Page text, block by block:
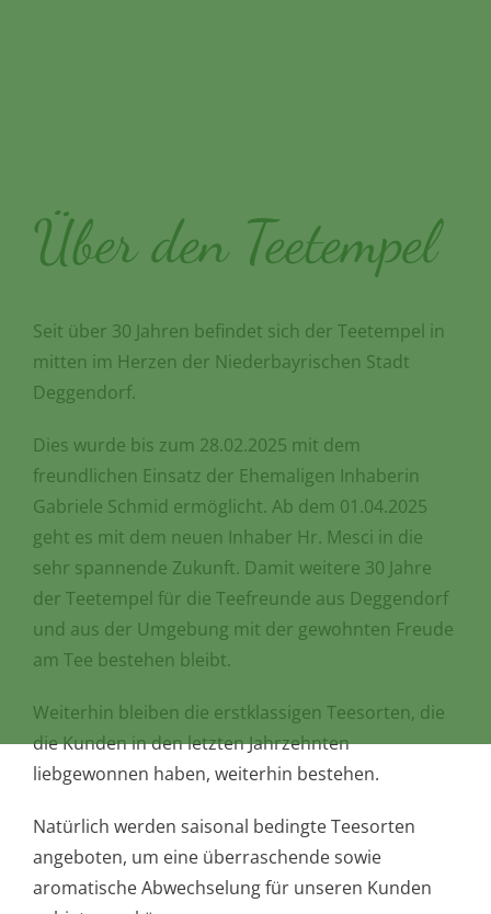
Über den Teetempel
Seit über 30 Jahren befindet sich der Teetempel in
mitten im Herzen der Niederbayrischen Stadt
Deggendorf.
Dies wurde bis zum 28.02.2025 mit dem
freundlichen Einsatz der Ehemaligen Inhaberin
Gabriele Schmid ermöglicht. Ab dem 01.04.2025
geht es mit dem neuen Inhaber Hr. Mesci in die
sehr spannende Zukunft. Damit weitere 30 Jahre
der Teetempel für die Teefreunde aus Deggendorf
und aus der Umgebung mit der gewohnten Freude
am Tee bestehen bleibt.
Weiterhin bleiben die erstklassigen Teesorten, die
die Kunden in den letzten Jahrzehnten
liebgewonnen haben, weiterhin bestehen.
Natürlich werden saisonal bedingte Teesorten
angeboten, um eine überraschende sowie
aromatische Abwechselung für unseren Kunden